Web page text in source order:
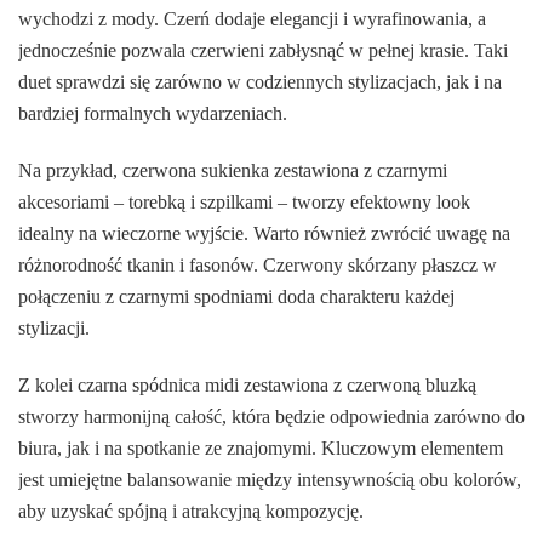
wychodzi z mody. Czerń dodaje elegancji i wyrafinowania, a
jednocześnie pozwala czerwieni zabłysnąć w pełnej krasie. Taki
duet sprawdzi się zarówno w codziennych stylizacjach, jak i na
bardziej formalnych wydarzeniach.
Na przykład, czerwona sukienka zestawiona z czarnymi
akcesoriami – torebką i szpilkami – tworzy efektowny look
idealny na wieczorne wyjście. Warto również zwrócić uwagę na
różnorodność tkanin i fasonów. Czerwony skórzany płaszcz w
połączeniu z czarnymi spodniami doda charakteru każdej
stylizacji.
Z kolei czarna spódnica midi zestawiona z czerwoną bluzką
stworzy harmonijną całość, która będzie odpowiednia zarówno do
biura, jak i na spotkanie ze znajomymi. Kluczowym elementem
jest umiejętne balansowanie między intensywnością obu kolorów,
aby uzyskać spójną i atrakcyjną kompozycję.